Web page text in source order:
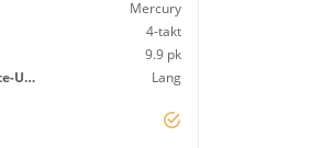
Mercury
4-takt
9.9 pk
Staartlengte-Uitv
Lang